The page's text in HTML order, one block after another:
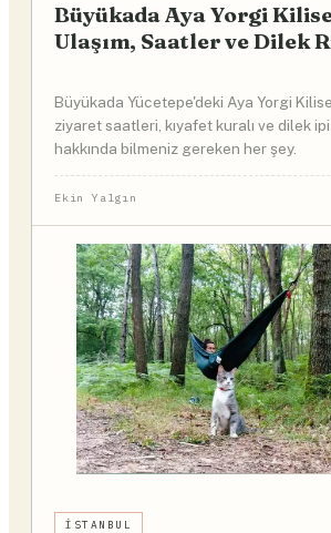
Büyükada Aya Yorgi
Ulaşım, Saatler ve Dilek
Büyükada Yücetepe'deki Aya Yorgi
ziyaret saatleri, kıyafet kuralı ve dilek
hakkında bilmeniz gereken her şey.
Ekin Yalgın
İSTANBUL